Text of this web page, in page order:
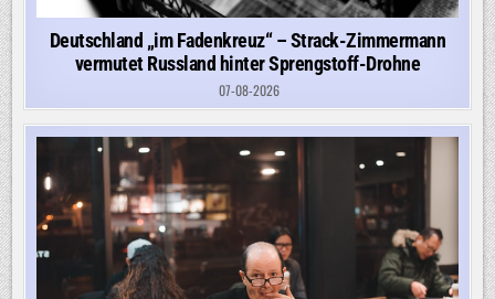
Deutschland „im Fadenkreuz“ – Strack-Zimmermann
vermutet Russland hinter Sprengstoff-Drohne
07-08-2026